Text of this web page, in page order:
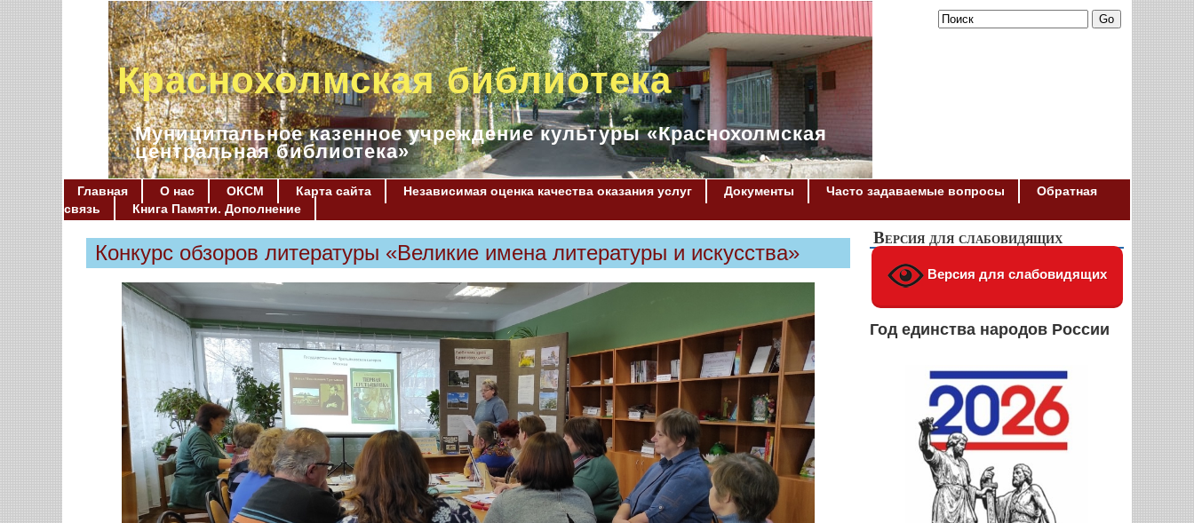
Краснохолмская библиотека
Муниципальное казенное учреждение культуры «Краснохолмская
центральная библиотека»
Главная О нас ОКСМ Карта сайта Независимая оценка качества оказания услуг Документы Часто задаваемые вопросы
Обратная
связь
Книга Памяти. Дополнение
Конкурс обзоров литературы «Великие имена литературы и искусства»
Версия для слабовидящих
Версия для слабовидящих
Год единства народов России